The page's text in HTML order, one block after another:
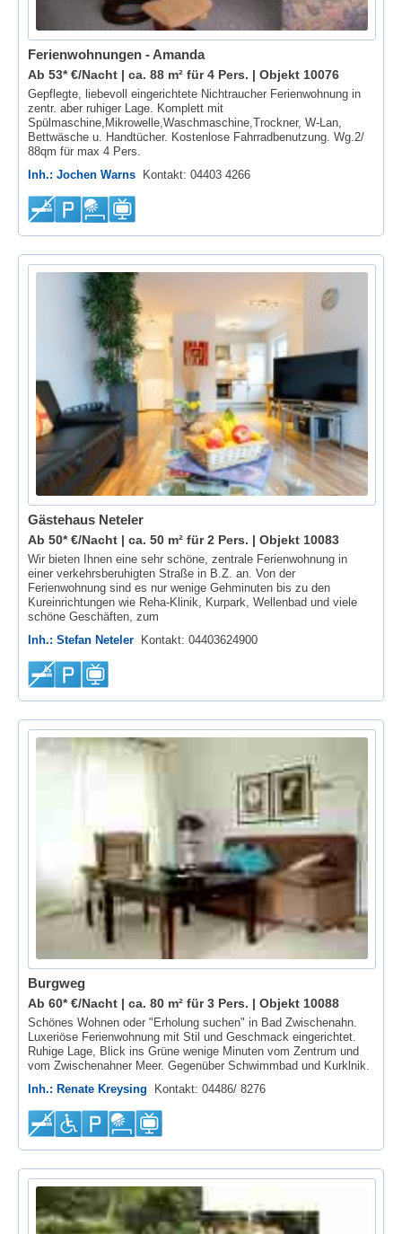
Ferienwohnungen - Amanda
Ab 53* €/Nacht | ca. 88 m² für 4 Pers. | Objekt 10076
Gepflegte, liebevoll eingerichtete Nichtraucher Ferienwohnung in
zentr. aber ruhiger Lage. Komplett mit
Spülmaschine,Mikrowelle,Waschmaschine,Trockner, W-Lan,
Bettwäsche u. Handtücher. Kostenlose Fahrradbenutzung. Wg.2/
88qm für max 4 Pers.
Inh.: Jochen Warns
Kontakt: 04403 4266
Gästehaus Neteler
Ab 50* €/Nacht | ca. 50 m² für 2 Pers. | Objekt 10083
Wir bieten Ihnen eine sehr schöne, zentrale Ferienwohnung in
einer verkehrsberuhigten Straße in B.Z. an. Von der
Ferienwohnung sind es nur wenige Gehminuten bis zu den
Kureinrichtungen wie Reha-Klinik, Kurpark, Wellenbad und viele
schöne Geschäften, zum
Inh.: Stefan Neteler Kontakt: 04403624900
Burgweg
Ab 60* €/Nacht | ca. 80 m² für 3 Pers. | Objekt 10088
Schönes Wohnen oder "Erholung suchen" in Bad Zwischenahn.
Luxeriöse Ferienwohnung mit Stil und Geschmack eingerichtet.
Ruhige Lage, Blick ins Grüne wenige Minuten vom Zentrum und
vom Zwischenahner Meer. Gegenüber Schwimmbad und Kurklnik.
Inh.: Renate Kreysing Kontakt: 04486/ 8276